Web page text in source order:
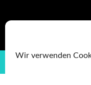
Wir verwenden